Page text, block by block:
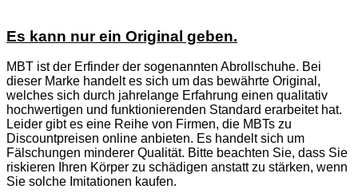
Es kann nur ein Original geben.
MBT ist der Erfinder der sogenannten Abrollschuhe. Bei
dieser Marke handelt es sich um das bewährte Original,
welches sich durch jahrelange Erfahrung einen qualitativ
hochwertigen und funktionierenden Standard erarbeitet hat.
Leider gibt es eine Reihe von Firmen, die MBTs zu
Discountpreisen online anbieten. Es handelt sich um
Fälschungen minderer Qualität. Bitte beachten Sie, dass Sie
riskieren Ihren Körper zu schädigen anstatt zu stärken, wenn
Sie solche Imitationen kaufen.